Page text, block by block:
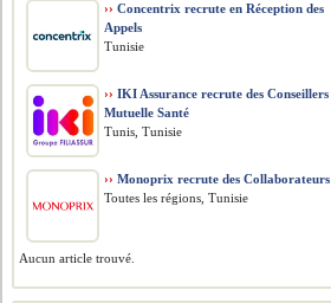
›› Concentrix recrute en Réception des
Appels
Tunisie
›› IKI Assurance recrute des Conseillers
Mutuelle Santé
Tunis, Tunisie
›› Monoprix recrute des Collaborateurs
Toutes les régions, Tunisie
Aucun article trouvé.